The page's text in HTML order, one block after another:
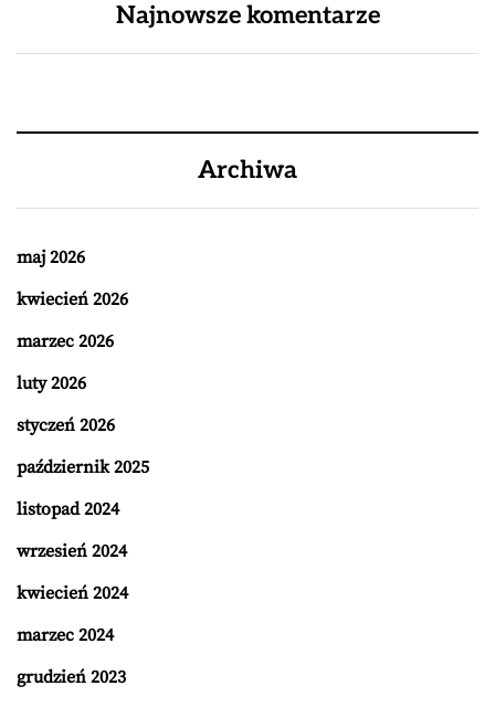
Najnowsze komentarze
Archiwa
maj 2026
kwiecień 2026
marzec 2026
luty 2026
styczeń 2026
październik 2025
listopad 2024
wrzesień 2024
kwiecień 2024
marzec 2024
grudzień 2023